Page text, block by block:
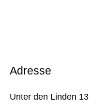
Adresse
Unter den Linden 13